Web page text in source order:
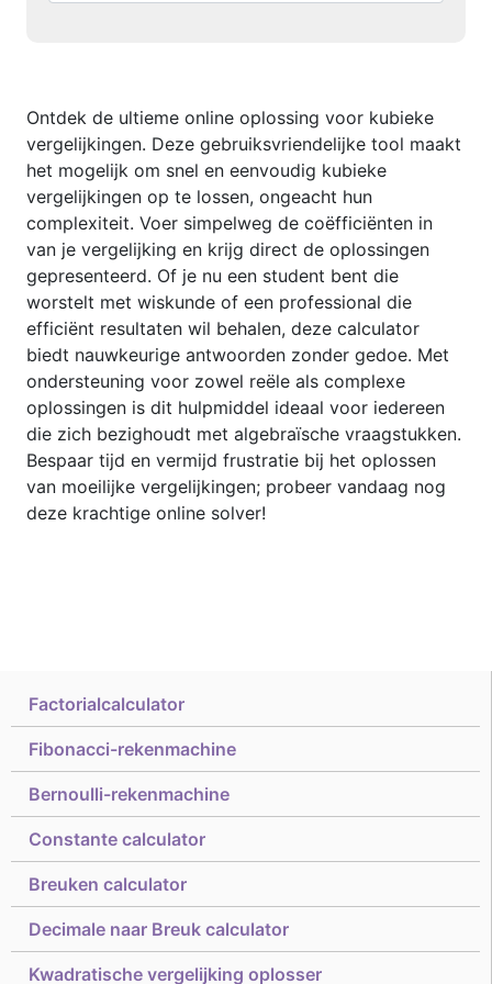
Factorialcalculator
Fibonacci-rekenmachine
Bernoulli-rekenmachine
Constante calculator
Breuken calculator
Decimale naar Breuk calculator
Kwadratische vergelijking oplosser
Ontdek de ultieme online oplossing voor kubieke
vergelijkingen. Deze gebruiksvriendelijke tool maakt
het mogelijk om snel en eenvoudig kubieke
vergelijkingen op te lossen, ongeacht hun
complexiteit. Voer simpelweg de coëfficiënten in
van je vergelijking en krijg direct de oplossingen
gepresenteerd. Of je nu een student bent die
worstelt met wiskunde of een professional die
efficiënt resultaten wil behalen, deze calculator
biedt nauwkeurige antwoorden zonder gedoe. Met
ondersteuning voor zowel reële als complexe
oplossingen is dit hulpmiddel ideaal voor iedereen
die zich bezighoudt met algebraïsche vraagstukken.
Bespaar tijd en vermijd frustratie bij het oplossen
van moeilijke vergelijkingen; probeer vandaag nog
deze krachtige online solver!